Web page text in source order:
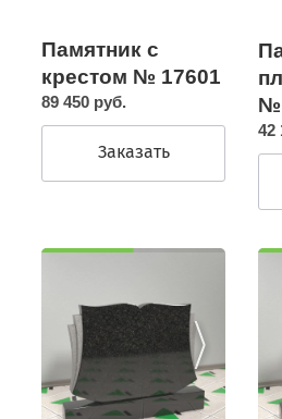
Памятник с
крестом № 17601
89 450 руб.
Заказать
№
42